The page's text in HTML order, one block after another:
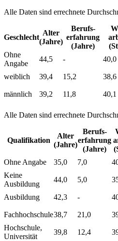
Alle Daten sind errechnete
Geschlecht
Alter
(Jahre)
Berufs­
erfahrung
(Jahre)
Ohne
Angabe
44,5 - 40,0
weiblich
39,4 15,2 38,6
männlich
39,2 11,8 40,1
Alle Daten sind errechnete
Qualifikation
Alter
(Jahre)
Berufs­
erfahrung
(Jahre)
Ohne Angabe 35,0 7,0
Keine
Ausbildung
44,0 5,0
Ausbildung
42,3 -
Fachhochschule38,7 21,0
Hochschule,
Universität
39,8 12,4